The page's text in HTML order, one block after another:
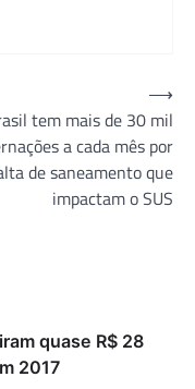
tem mais de 30 mil
a cada mês por
de saneamento que
impactam o SUS
⟶
quase R$ 28
2017